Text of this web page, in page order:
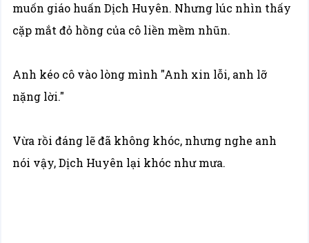
muốn giáo huấn Dịch Huyên. Nhưng lúc nhìn thấy
cặp mắt đỏ hồng của cô liền mềm nhũn.
Anh kéo cô vào lòng mình "Anh xin lỗi, anh lỡ
nặng lời."
Vừa rồi đáng lẽ đã không khóc, nhưng nghe anh
nói vậy, Dịch Huyên lại khóc như mưa.